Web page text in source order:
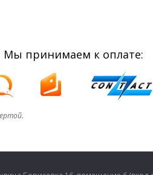
Мы принимаем к оплате: